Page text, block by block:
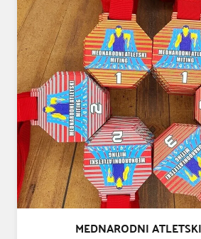
MEDNARODNI